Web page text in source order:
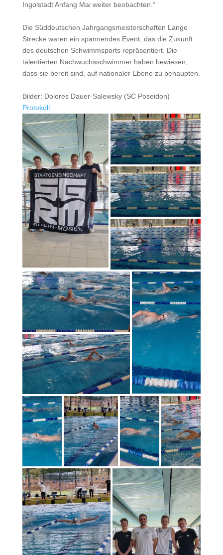
Ingolstadt Anfang Mai weiter beobachten.“
Die Süddeutschen Jahrgangsmeisterschaften Lange
Strecke waren ein spannendes Event, das die Zukunft
des deutschen Schwimmsports repräsentiert. Die
talentierten Nachwuchsschwimmer haben bewiesen,
dass sie bereit sind, auf nationaler Ebene zu behaupten.
Bilder: Dolores Dauer-Salewsky (SC Poseidon)
Protokoll